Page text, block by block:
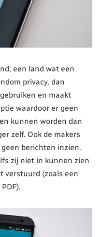
een land wat een
privacy, dan
en maakt
waardoor er geen
kunnen worden dan
zelf. Ook de makers
berichten inzien.
zij niet in kunnen zien
verstuurd (zoals een